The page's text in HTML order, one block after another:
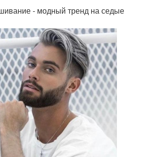
- модный тренд на седые